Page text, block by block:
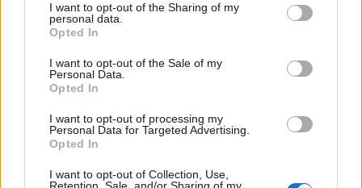
not limited to your visit or usage behaviour. You may click to
grant or deny consent to Google and its third-party tags to
use your data for below specified purposes in below Google
consent section.
I want to opt-out of the Sharing of my
personal data.
Opted In
I want to opt-out of the Sale of my
Personal Data.
Opted In
I want to opt-out of processing my
Personal Data for Targeted Advertising.
Opted In
I want to opt-out of Collection, Use,